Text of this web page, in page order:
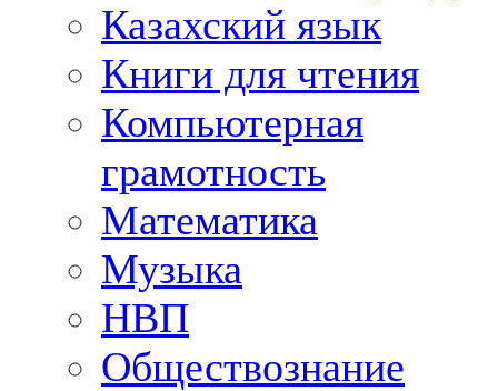
Казахский язык
Книги для чтения
Компьютерная
грамотность
Математика
Музыка
НВП
Обществознание